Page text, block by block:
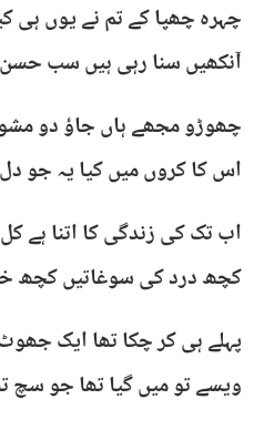
چہرہ چھپا کے تم نے یوں ہی
آنکھیں سنا رہی ہیں سب
چھوڑو مجھے ہاں جاؤ دو
اس کا کروں میں کیا یہ جو
اب تک کی زندگی کا اتنا ہے کل
کچھ درد کی سوغاتیں کچھ
پہلے ہی کر چکا تھا ایک
ویسے تو میں گیا تھا جو سچ